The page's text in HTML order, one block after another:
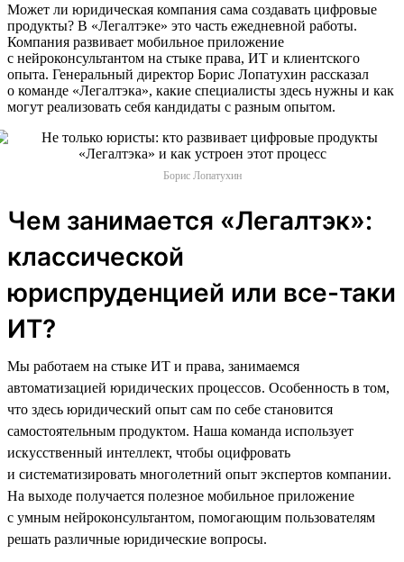
Может ли юридическая компания сама создавать цифровые
продукты? В «Легалтэке» это часть ежедневной работы.
Компания развивает мобильное приложение
с нейроконсультантом на стыке права, ИТ и клиентского
опыта. Генеральный директор Борис Лопатухин рассказал
о команде «Легалтэка», какие специалисты здесь нужны и как
могут реализовать себя кандидаты с разным опытом.
Борис Лопатухин
Чем занимается «Легалтэк»:
классической
юриспруденцией или все-таки
ИТ?
Мы работаем на стыке ИТ и права, занимаемся
автоматизацией юридических процессов. Особенность в том,
что здесь юридический опыт сам по себе становится
самостоятельным продуктом. Наша команда использует
искусственный интеллект, чтобы оцифровать
и систематизировать многолетний опыт экспертов компании.
На выходе получается полезное мобильное приложение
с умным нейроконсультантом, помогающим пользователям
решать различные юридические вопросы.